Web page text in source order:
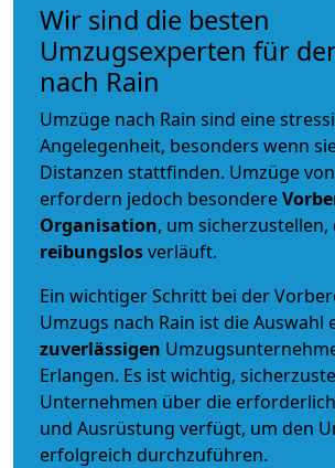
Wir sind die besten
Umzugsexperten für
nach Rain
Umzüge nach Rain sind eine
Angelegenheit, besonders wenn
Distanzen stattfinden. Umzüge
erfordern jedoch besondere
Organisation, um sicherzustellen,
reibungslosverläuft.
Ein wichtiger Schritt bei der
Umzugs nach Rain ist die Auswahl
zuverlässigen
Erlangen. Es ist wichtig,
Unternehmen über die
und Ausrüstung verfügt, um den
erfolgreich durchzuführen.